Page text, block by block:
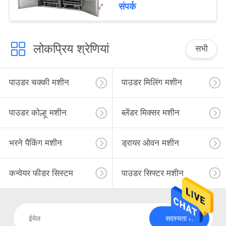
संपर्क
लोकप्रिय श्रेणियां सभी
पाउडर चक्की मशीन पाउडर मिलिंग मशीन
पाउडर कोल्हू मशीन ब्लेंडर मिक्सर मशीन
भरने पैकिंग मशीन ड्रायर ओवन मशीन
कन्वेयर फीडर सिस्टम पाउडर सिफ्टर मशीन
सदस्यता लें